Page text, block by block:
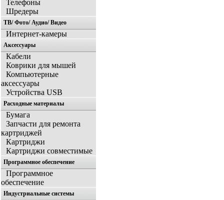
Телефоны
Шредеры
ТВ/ Фото/ Аудио/ Видео
Интернет-камеры
Аксессуары
Кабели
Коврики для мышей
Компьютерные
аксессуары
Устройства USB
Расходные материалы
Бумага
Запчасти для ремонта
картриджей
Картриджи
Картриджи совместимые
Программное обеспечение
Программное
обеспечение
Индустриальные системы